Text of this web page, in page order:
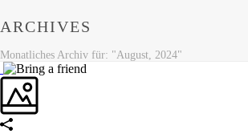
ARCHIVES
Monatliches Archiv für: "August, 2024"